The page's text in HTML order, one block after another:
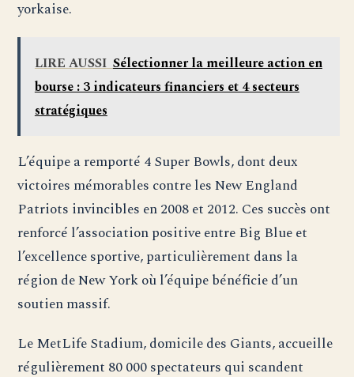
yorkaise.
LIRE AUSSI Sélectionner la meilleure action en
bourse : 3 indicateurs financiers et 4 secteurs
stratégiques
L’équipe a remporté 4 Super Bowls, dont deux
victoires mémorables contre les New England
Patriots invincibles en 2008 et 2012. Ces succès ont
renforcé l’association positive entre Big Blue et
l’excellence sportive, particulièrement dans la
région de New York où l’équipe bénéficie d’un
soutien massif.
Le MetLife Stadium, domicile des Giants, accueille
régulièrement 80 000 spectateurs qui scandent